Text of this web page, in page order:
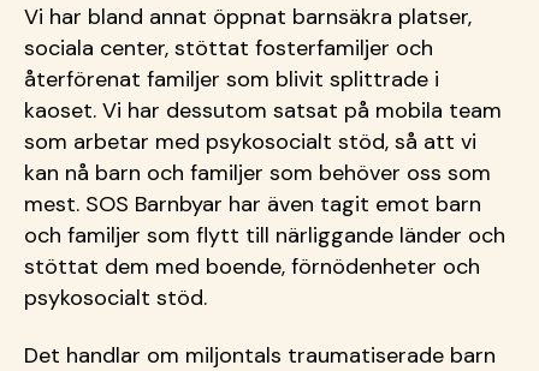
Vi har bland annat öppnat barnsäkra platser,
sociala center, stöttat fosterfamiljer och
återförenat familjer som blivit splittrade i
kaoset. Vi har dessutom satsat på mobila team
som arbetar med psykosocialt stöd, så att vi
kan nå barn och familjer som behöver oss som
mest. SOS Barnbyar har även tagit emot barn
och familjer som flytt till närliggande länder och
stöttat dem med boende, förnödenheter och
psykosocialt stöd.
Det handlar om miljontals traumatiserade barn